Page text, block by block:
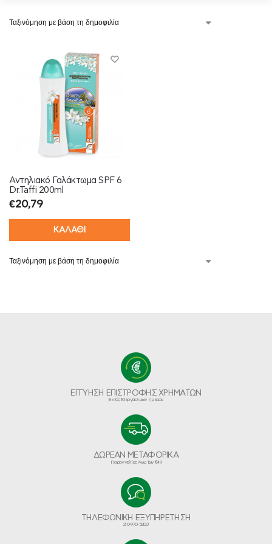
Αντηλιακό Γαλάκτωμα SPF 6
Dr.Taffi 200ml
€20,79
ΚΑΛΑΘΙ
ΕΓΓΥΗΣΗ ΕΠΙΣΤΡΟΦΗΣ ΧΡΗΜΑΤΩΝ
Εντός 10 εργάσιμων ημερών
ΔΩΡΕΑΝ ΜΕΤΑΦΟΡΙΚΑ
Παραγγελίες Άνω Των €49
ΤΗΛΕΦΩΝΙΚΗ ΕΞΥΠΗΡΕΤΗΣΗ
210-970-5200